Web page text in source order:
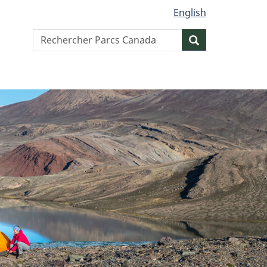
English
Search
website